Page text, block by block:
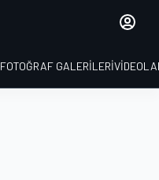
FOTOĞRAF GALERILERI